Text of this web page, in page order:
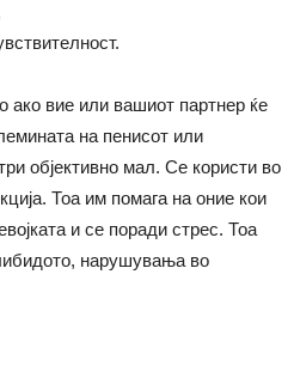
ако вие или вашиот партнер ќе
на пенисот или
објективно мал. Се користи во
Тоа им помага на оние кои
и се поради стрес. Тоа
нарушувања во